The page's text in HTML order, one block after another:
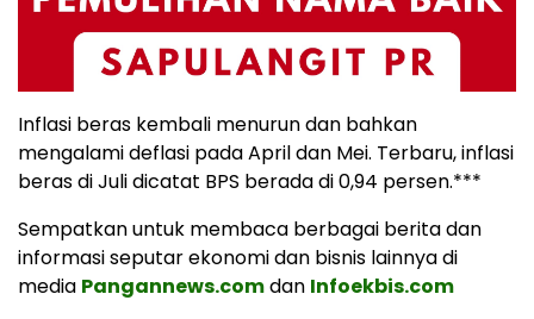
Inflasi beras kembali menurun dan bahkan
mengalami deflasi pada April dan Mei. Terbaru, inflasi
beras di Juli dicatat BPS berada di 0,94 persen.***
Sempatkan untuk membaca berbagai berita dan
informasi seputar ekonomi dan bisnis lainnya di
media Pangannews.comdan Infoekbis.com